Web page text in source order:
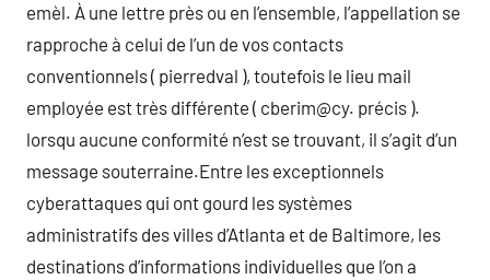
emèl. À une lettre près ou en l’ensemble, l’appellation se
rapproche à celui de l’un de vos contacts
conventionnels ( pierredval ), toutefois le lieu mail
employée est très différente ( cberim@cy. précis ).
lorsqu aucune conformité n’est se trouvant, il s’agit d’un
message souterraine.Entre les exceptionnels
cyberattaques qui ont gourd les systèmes
administratifs des villes d’Atlanta et de Baltimore, les
destinations d’informations individuelles que l’on a